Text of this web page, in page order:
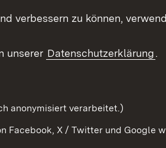
und der Welt
Gesetzblatt
verbessern zu können,
unserer Datenschutzerklärung.
anonymisiert verarbeitet.)
Facebook, X / Twitter und Google